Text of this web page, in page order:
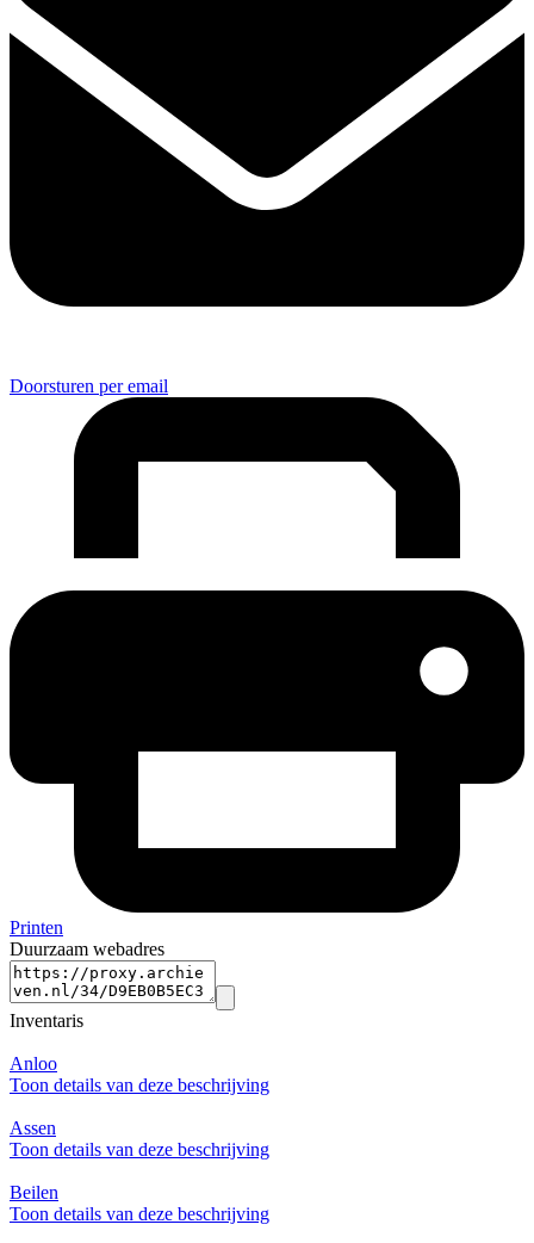
Doorsturen per email
Printen
Duurzaam webadres
Inventaris
Anloo
Toon details van deze beschrijving
Assen
Toon details van deze beschrijving
Beilen
Toon details van deze beschrijving